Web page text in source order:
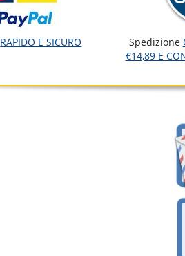
RAPIDO E SICURO Spedizione
€14,89 E